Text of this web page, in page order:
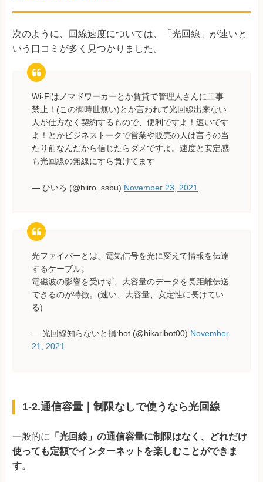
次のように、回線速度については、「光回線」が速いと
いう口コミが多く見つかりました。
Wi-Fiはノマドワーカーとか賃貸で管理人さんに工事
禁止！(この御時世無い)とか言われて光回線出来ない
人が仕方なく契約するもので、便利ですよ！速いです
よ！とかビジネストークで営業や販売の人は言うの当
たり前なんだから信じたらダメですよ。速度と安定感
も光回線の無線にすら負けてます
— ひいろ (@hiiro_ssbu) November 23, 2021
光ファイバーとは、電気信号を光に変えて情報を伝達
するケーブル。
電磁波の影響を受けず、大容量のデータを長距離伝送
できるのが特徴。(速い、大容量、安定性に長けてい
る)
— 光回線知らないと損:bot (@hikaribot00) November
21, 2021
1-2.通信容量｜制限なしで使うなら光回線
一般的に
「光回線」の通信容量に制限はなく、どれだけ
使っても定額でインターネットを楽しむことができま
す。